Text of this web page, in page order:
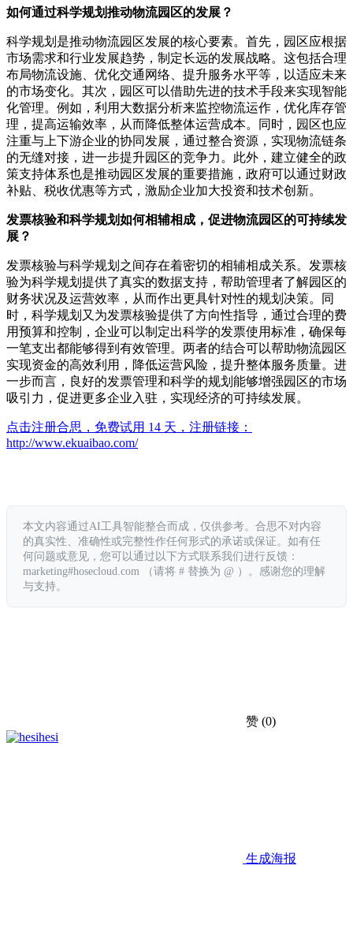
如何通过科学规划推动物流园区的发展？
科学规划是推动物流园区发展的核心要素。首先，园区应根据
市场需求和行业发展趋势，制定长远的发展战略。这包括合理
布局物流设施、优化交通网络、提升服务水平等，以适应未来
的市场变化。其次，园区可以借助先进的技术手段来实现智能
化管理。例如，利用大数据分析来监控物流运作，优化库存管
理，提高运输效率，从而降低整体运营成本。同时，园区也应
注重与上下游企业的协同发展，通过整合资源，实现物流链条
的无缝对接，进一步提升园区的竞争力。此外，建立健全的政
策支持体系也是推动园区发展的重要措施，政府可以通过财政
补贴、税收优惠等方式，激励企业加大投资和技术创新。
发票核验和科学规划如何相辅相成，促进物流园区的可持续发
展？
发票核验与科学规划之间存在着密切的相辅相成关系。发票核
验为科学规划提供了真实的数据支持，帮助管理者了解园区的
财务状况及运营效率，从而作出更具针对性的规划决策。同
时，科学规划又为发票核验提供了方向性指导，通过合理的费
用预算和控制，企业可以制定出科学的发票使用标准，确保每
一笔支出都能够得到有效管理。两者的结合可以帮助物流园区
实现资金的高效利用，降低运营风险，提升整体服务质量。进
一步而言，良好的发票管理和科学的规划能够增强园区的市场
吸引力，促进更多企业入驻，实现经济的可持续发展。
点击注册合思，免费试用 14 天，注册链接：
http://www.ekuaibao.com/
本文内容通过AI工具智能整合而成，仅供参考。合思不对内容
的真实性、准确性或完整性作任何形式的承诺或保证。如有任
何问题或意见，您可以通过以下方式联系我们进行反馈：
marketing#hosecloud.com （请将 # 替换为 @ ）。感谢您的理解
与支持。
赞 (0)
hesi
生成海报